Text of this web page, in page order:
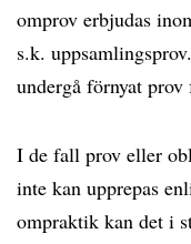
omprov erbjudas
s.k.
undergå förnyat
I de fall prov eller
inte kan upprepas
ompraktik kan det i